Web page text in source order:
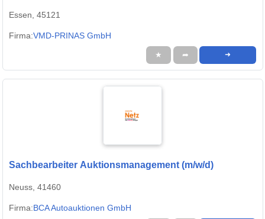
Essen, 45121
Firma:VMD-PRINAS GmbH
★ ➦ ➜
Sachbearbeiter Auktionsmanagement (m/w/d)
Neuss, 41460
Firma:BCA Autoauktionen GmbH